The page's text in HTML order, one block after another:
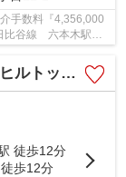
手数料『4,356,000
比谷線 六本木駅
万円現金プレゼント中
徒歩12分
歩12分